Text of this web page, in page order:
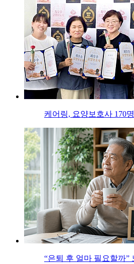
케어링, 요양보호사 170
“은퇴 후 얼마 필요할까”